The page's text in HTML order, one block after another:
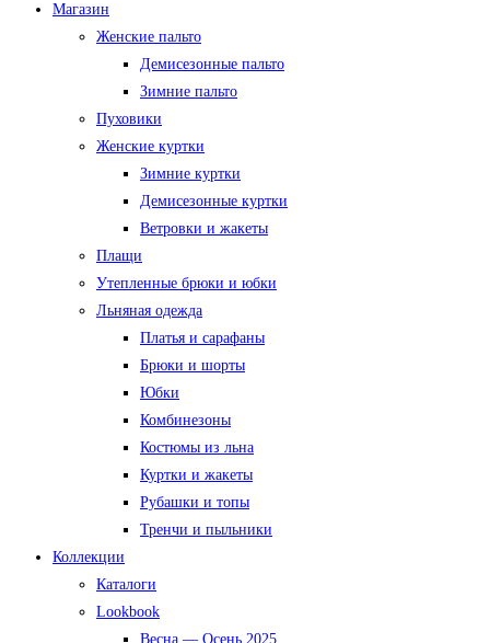
Магазин
Женские пальто
Демисезонные пальто
Зимние пальто
Пуховики
Женские куртки
Зимние куртки
Демисезонные куртки
Ветровки и жакеты
Плащи
Утепленные брюки и юбки
Льняная одежда
Платья и сарафаны
Брюки и шорты
Юбки
Комбинезоны
Костюмы из льна
Куртки и жакеты
Рубашки и топы
Тренчи и пыльники
Коллекции
Каталоги
Lookbook
Весна — Осень 2025